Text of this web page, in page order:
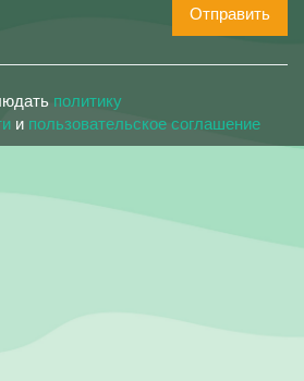
Отправить
политику
и пользовательское соглашение